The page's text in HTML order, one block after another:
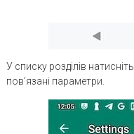
У списку розділів натисніть
пов’язані параметри.